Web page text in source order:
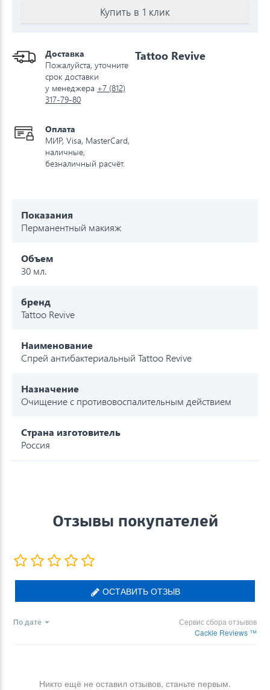
Купить в 1 клик
Доставка
Пожалуйста, уточните
срок доставки
у менеджера +7 (812)
317-79-80
Оплата
МИР, Visa, MasterCard,
наличные,
безналичный расчёт.
Tattoo Revive
Показания
Перманентный макияж
Объем
30 мл.
бренд
Tattoo Revive
Наименование
Спрей антибактериальный Tattoo Revive
Назначение
Очищение с противовоспалительным действием
Страна изготовитель
Россия
Отзывы покупателей
ОСТАВИТЬ ОТЗЫВ
По дате
Сервис сбора отзывов
Cackle Reviews ™
Никто ещё не оставил отзывов, станьте первым.